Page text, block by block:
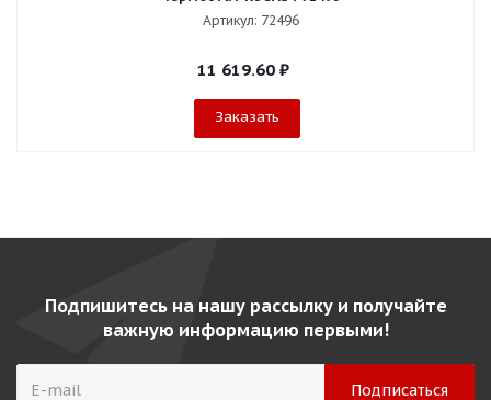
Артикул: 72496
11 619.60₽
Заказать
Подпишитесь на нашу рассылку и получайте
важную информацию первыми!